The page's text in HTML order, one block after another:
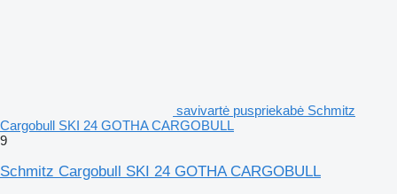
savivartė puspriekabė Schmitz
Cargobull SKI 24 GOTHA CARGOBULL
9
Schmitz Cargobull SKI 24 GOTHA CARGOBULL